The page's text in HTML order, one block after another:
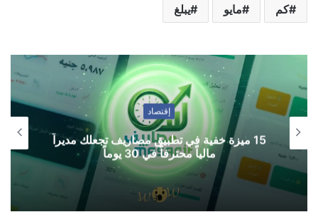
كم مايو يبلغ
إقتصاد
15 ميزة خفية في تطبيق مصاريف تجعلك مديراً
مالياً محترفاً في 30 يوماً